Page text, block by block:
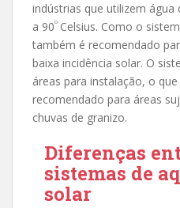
indústrias que utilizem
a 90º Celsius. Como o
também é recomendado
baixa incidência solar. O
áreas para instalação, o
recomendado para áreas
chuvas de granizo.
Diferenças
sistemas de
solar